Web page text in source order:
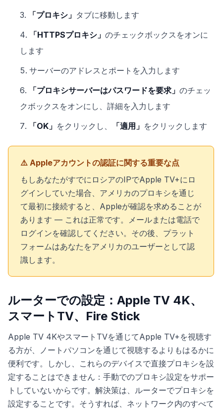
「プロキシ」 タブに移動します
「HTTPSプロキシ」 のチェックボックスをオンに
します
サーバーのアドレスとポートを入力します
「プロキシサーバーはパスワードを要求」 のチェッ
クボックスをオンにし、詳細を入力します
「OK」 をクリックし、 「適用」 をクリックします
⚠️ Appleアカウントの認証に関する重要な点
もしあなたがすでにロシアのIPでApple TV+にロ
グインしていた場合、アメリカのプロキシを通じ
て最初に接続すると、Appleが確認を求めることが
あります — これは正常です。メールまたは電話で
ログインを確認してください。その後、プラット
フォームはあなたをアメリカのユーザーとして認
識します。
ルーターでの設定：Apple TV 4K、
スマートTV、Fire Stick
Apple TV 4KやスマートTVを通じてApple TV+を視聴す
る方が、ノートパソコンを通じて視聴するよりもはるかに
便利です。しかし、これらのデバイスで直接プロキシを設
定することはできません：手動でのプロキシ設定をサポー
トしていないからです。解決策は、ルーターでプロキシを
設定することです。そうすれば、ネットワーク内のすべて